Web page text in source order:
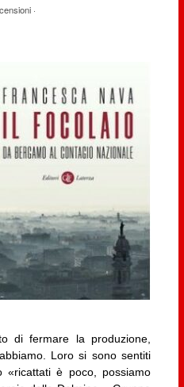
·
di fermare la produzione,
Loro si sono sentiti
«ricattati è poco, possiamo